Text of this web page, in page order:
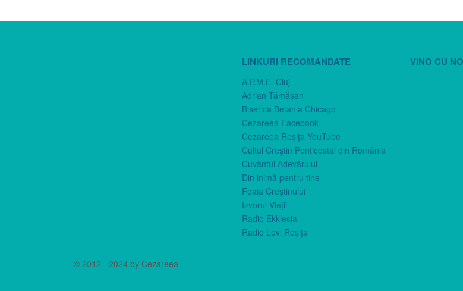
LINKURI RECOMANDATE
A.P.M.E. Cluj
Adrian Tămăşan
Biserica Betania Chicago
Cezareea Facebook
Cezareea Reşiţa YouTube
Cultul Creştin Penticostal din România
Cuvântul Adevărului
Din inimă pentru tine
Foaia Creştinului
Izvorul Vieţii
Radio Ekklesia
Radio Levi Reşiţa
VINO CU
© 2012 - 2024 by Cezareea